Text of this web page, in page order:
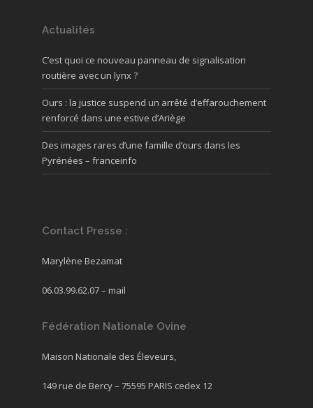
Actualités
C’est quoi ce nouveau panneau de signalisation
routière avec un lynx ?
Ours : la justice suspend un arrêté d’effarouchement
renforcé dans une estive d’Ariège
Des images rares d’une famille d’ours dans les
Pyrénées – franceinfo
Contact Presse :
Marylène Bezamat
06.03.99.62.07 – mail
Fédération Nationale Ovine
Maison Nationale des Éleveurs,
149 rue de Bercy – 75595 PARIS cedex 12